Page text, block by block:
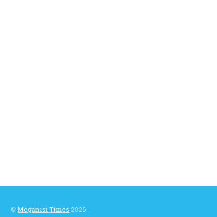
©Meganisi Times 2026